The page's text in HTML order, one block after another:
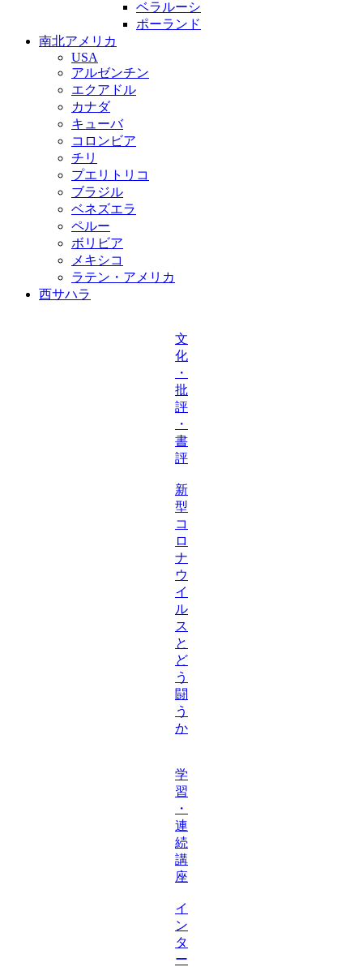
ベラルーシ
ポーランド
南北アメリカ
USA
アルゼンチン
エクアドル
カナダ
キューバ
コロンビア
チリ
プエリトリコ
ブラジル
ベネズエラ
ペルー
ボリビア
メキシコ
ラテン・アメリカ
西サハラ
文
化
・
批
評
・
書
評
新
型
コ
ロ
ナ
ウ
イ
ル
ス
と
ど
う
闘
う
か
学
習
・
連
続
講
座
イ
ン
タ
ー